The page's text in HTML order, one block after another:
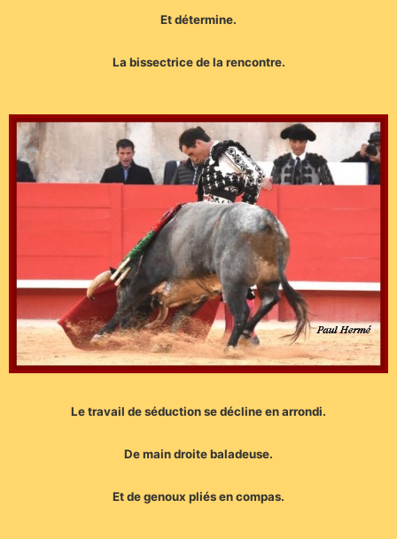
Et détermine.
La bissectrice de la rencontre.
Le travail de séduction se décline en arrondi.
De main droite baladeuse.
Et de genoux pliés en compas.